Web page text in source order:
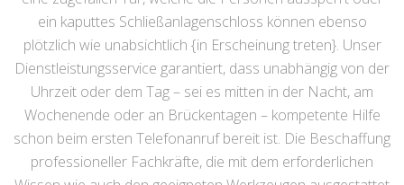
ein kaputtes Schließanlagenschloss können ebenso
plötzlich wie unabsichtlich {in Erscheinung treten}. Unser
Dienstleistungsservice garantiert, dass unabhängig von der
Uhrzeit oder dem Tag – sei es mitten in der Nacht, am
Wochenende oder an Brückentagen – kompetente Hilfe
schon beim ersten Telefonanruf bereit ist. Die Beschaffung
professioneller Fachkräfte, die mit dem erforderlichen